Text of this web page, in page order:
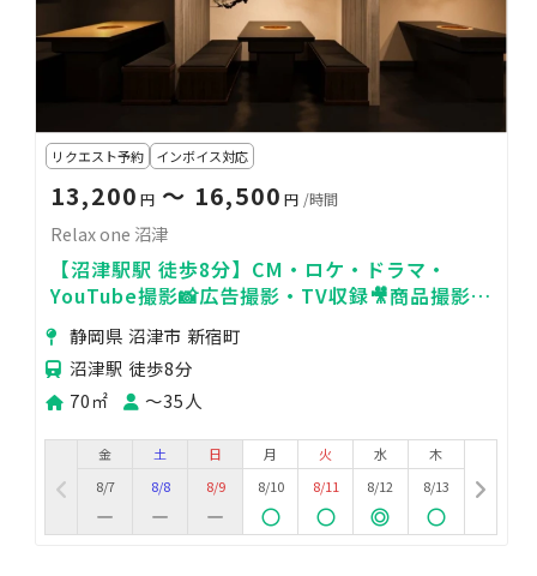
リクエスト予約 インボイス対応
13,200 円〜 16,500 円 /時間
Relax one 沼津
【沼津駅駅 徒歩8分】CM・ロケ・ドラマ・
YouTube撮影📸広告撮影・TV収録🎥商品撮影・
物撮り🌟MV・PV撮影🍃
静岡県 沼津市 新宿町
沼津駅 徒歩8分
70㎡
〜35人
金
8/7
土
8/8
日
8/9
月
8/10
火
8/11
水
8/12
木
8/13